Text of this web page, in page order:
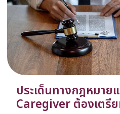
ประเด็นทางกฎหมาย
Caregiver ต้องเตรีย